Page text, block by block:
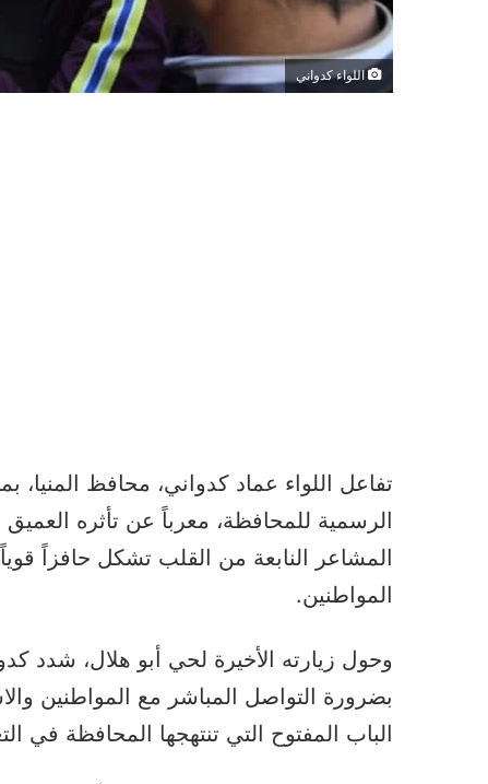
اللواء كدواني
تفاعل اللواء عماد كدواني، محافظ
الرسمية للمحافظة، معرباً عن تأثره
المشاعر النابعة من القلب تشكل حافزاً
المواطنين.
وحول زيارته الأخيرة لحي أبو هلال، شدد
بضرورة التواصل المباشر مع المواطنين
الباب المفتوح التي تنتهجها المحافظة في